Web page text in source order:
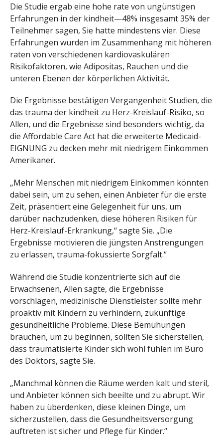
Die Studie ergab eine hohe rate von ungünstigen
Erfahrungen in der kindheit—48% insgesamt 35% der
Teilnehmer sagen, Sie hatte mindestens vier. Diese
Erfahrungen wurden im Zusammenhang mit höheren
raten von verschiedenen kardiovaskulären
Risikofaktoren, wie Adipositas, Rauchen und die
unteren Ebenen der körperlichen Aktivität.
Die Ergebnisse bestätigen Vergangenheit Studien, die
das trauma der kindheit zu Herz-Kreislauf-Risiko, so
Allen, und die Ergebnisse sind besonders wichtig, da
die Affordable Care Act hat die erweiterte Medicaid-
EIGNUNG zu decken mehr mit niedrigem Einkommen
Amerikaner.
„Mehr Menschen mit niedrigem Einkommen könnten
dabei sein, um zu sehen, einen Anbieter für die erste
Zeit, präsentiert eine Gelegenheit für uns, um
darüber nachzudenken, diese höheren Risiken für
Herz-Kreislauf-Erkrankung,“ sagte Sie. „Die
Ergebnisse motivieren die jüngsten Anstrengungen
zu erlassen, trauma-fokussierte Sorgfalt.“
Während die Studie konzentrierte sich auf die
Erwachsenen, Allen sagte, die Ergebnisse
vorschlagen, medizinische Dienstleister sollte mehr
proaktiv mit Kindern zu verhindern, zukünftige
gesundheitliche Probleme. Diese Bemühungen
brauchen, um zu beginnen, sollten Sie sicherstellen,
dass traumatisierte Kinder sich wohl fühlen im Büro
des Doktors, sagte Sie.
„Manchmal können die Räume werden kalt und steril,
und Anbieter können sich beeilte und zu abrupt. Wir
haben zu überdenken, diese kleinen Dinge, um
sicherzustellen, dass die Gesundheitsversorgung
auftreten ist sicher und Pflege für Kinder.“